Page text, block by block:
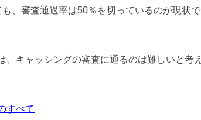
、審査通過率は50％を切っているのが現状で
キャッシングの審査に通るのは難しいと考え
すべて